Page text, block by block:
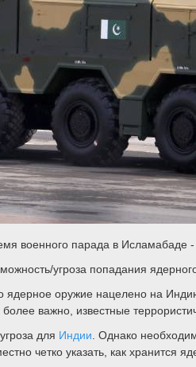
военного парада в Исламабаде
угроза попадания
ядерное оружие нацелено на
важно, известные
для Индии . Однако
четко указать, как хранится